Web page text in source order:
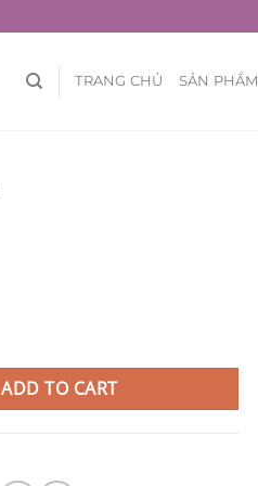
TRANG CHỦ SẢN PHẨM
ADD TO CART